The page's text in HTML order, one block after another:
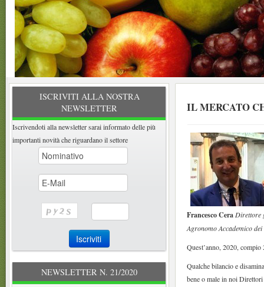
ISCRIVITI ALLA NOSTRA
NEWSLETTER
Iscrivendoti alla newsletter sarai informato delle più
importanti novità che riguardano il settore
NEWSLETTER N. 21/2020
IL MERCATO
Francesco Cera Direttore
Agronomo Accademico
Quest’anno, 2020,
Qualche bilancio e
bene o male in noi